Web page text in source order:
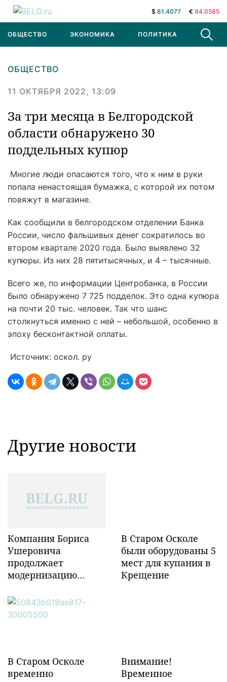
$ 81.4077 € 94.0585
ОБЩЕСТВО ЭКОНОМИКА ПОЛИТИКА В МИРЕ
ОБЩЕСТВО
11 ОКТЯБРЯ 2022, 13:09
За три месяца в Белгородской
области обнаружено 30
поддельных купюр
Многие люди опасаются того, что к ним в руки
попала ненастоящая бумажка, с которой их потом
повяжут в магазине.
Как сообщили в белгородском отделении Банка
России, число фальшивых денег сократилось во
втором квартале 2020 года. Было выявлено 32
купюры. Из них 28 пятитысячных, и 4 – тысячные.
Всего же, по информации Центробанка, в России
было обнаружено 7 725 подделок. Это одна купюра
на почти 20 тыс. человек. Так что шанс
столкнуться именно с ней – небольшой, особенно в
эпоху бесконтактной оплаты.
Источник: оскол. ру
Другие новости
Компания Бориса
Ушеровича
продолжает
модернизацию
инфраструктуры в
Забайкалье
В Старом Осколе
были оборудованы 5
мест для купания в
Крещение
В Старом Осколе
временно
Внимание!
Временное